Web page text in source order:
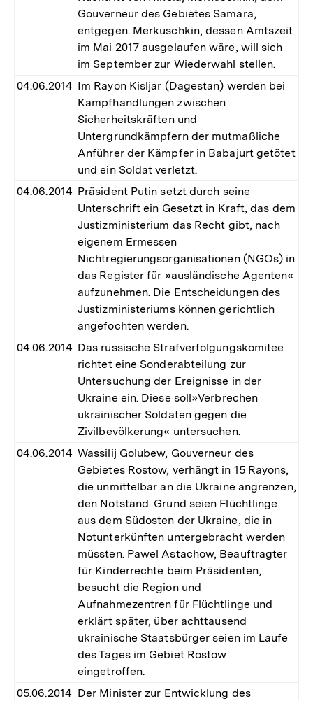
Gouverneur des Gebietes Samara,
entgegen. Merkuschkin, dessen Amtszeit
im Mai 2017 ausgelaufen wäre, will sich
im September zur Wiederwahl stellen.
04.06.2014 Im Rayon Kisljar (Dagestan) werden bei
Kampfhandlungen zwischen
Sicherheitskräften und
Untergrundkämpfern der mutmaßliche
Anführer der Kämpfer in Babajurt getötet
und ein Soldat verletzt.
04.06.2014 Präsident Putin setzt durch seine
Unterschrift ein Gesetzt in Kraft, das dem
Justizministerium das Recht gibt, nach
eigenem Ermessen
Nichtregierungsorganisationen (NGOs) in
das Register für »ausländische Agenten«
aufzunehmen. Die Entscheidungen des
Justizministeriums können gerichtlich
angefochten werden.
04.06.2014 Das russische Strafverfolgungskomitee
richtet eine Sonderabteilung zur
Untersuchung der Ereignisse in der
Ukraine ein. Diese soll»Verbrechen
ukrainischer Soldaten gegen die
Zivilbevölkerung« untersuchen.
04.06.2014 Wassilij Golubew, Gouverneur des
Gebietes Rostow, verhängt in 15 Rayons,
die unmittelbar an die Ukraine angrenzen,
den Notstand. Grund seien Flüchtlinge
aus dem Südosten der Ukraine, die in
Notunterkünften untergebracht werden
müssten. Pawel Astachow, Beauftragter
für Kinderrechte beim Präsidenten,
besucht die Region und
Aufnahmezentren für Flüchtlinge und
erklärt später, über achttausend
ukrainische Staatsbürger seien im Laufe
des Tages im Gebiet Rostow
eingetroffen.
05.06.2014 Der Minister zur Entwicklung des